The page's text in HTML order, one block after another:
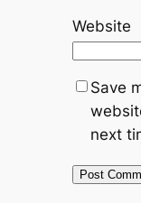
Website
Save
next